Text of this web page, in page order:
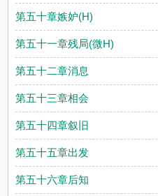
第五十章嫉妒(H)
第五十一章残局(微H)
第五十二章消息
第五十三章相会
第五十四章叙旧
第五十五章出发
第五十六章后知